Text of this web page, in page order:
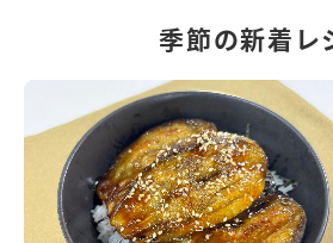
季節の新着レ